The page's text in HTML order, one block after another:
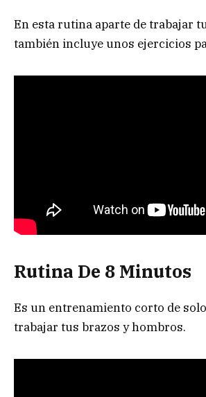
En esta rutina aparte de trabajar
también incluye unos ejercicios
Rutina De 8 Minutos
Es un entrenamiento corto de
trabajar tus brazos y hombros.